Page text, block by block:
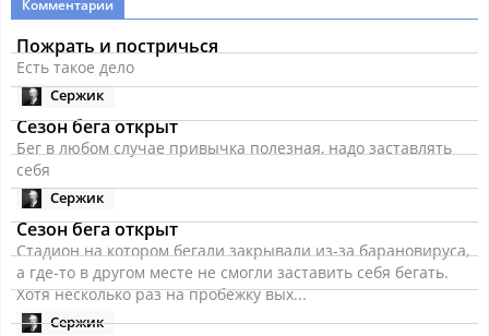
Комментарии
Пожрать и постричься
Есть такое дело
Сержик
Сезон бега открыт
Бег в любом случае привычка полезная, надо заставлять
себя
Сержик
Сезон бега открыт
Стадион на котором бегали закрывали из-за барановируса,
а где-то в другом месте не смогли заставить себя бегать.
Хотя несколько раз на пробежку вых...
Сержик